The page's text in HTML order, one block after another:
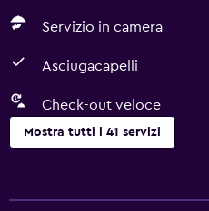
Servizio in camera
Asciugacapelli
Check-out veloce
Mostra tutti i 41 servizi
Wi-Fi gratis